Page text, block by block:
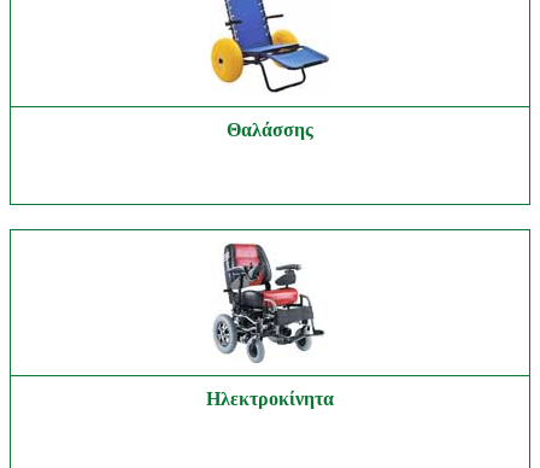
Θαλάσσης
Ηλεκτροκίνητα